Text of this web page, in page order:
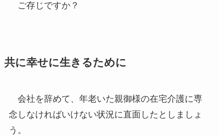
ご存じですか？
共に幸せに生きるために
会社を辞めて、年老いた親御様の在宅介護に専
念しなければいけない状況に直面したとしましょ
う。